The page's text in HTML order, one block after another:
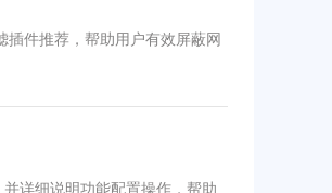
件推荐，帮助用户有效屏蔽网
详细说明功能配置操作，帮助